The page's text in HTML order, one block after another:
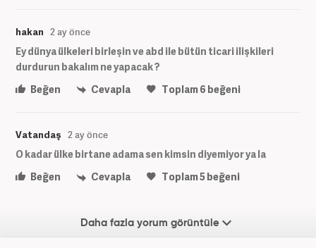
hakan 2 ay önce
Ey dünya ülkeleri birleşin ve abd ile bütün ticari ilişkileri
durdurun bakalım ne yapacak ?
Beğen
Cevapla Toplam6 beğeni
Vatandaş 2 ay önce
O kadar ülke birtane adama sen kimsin diyemiyor ya la
Beğen
Cevapla Toplam5beğeni
Daha fazla yorum görüntüle